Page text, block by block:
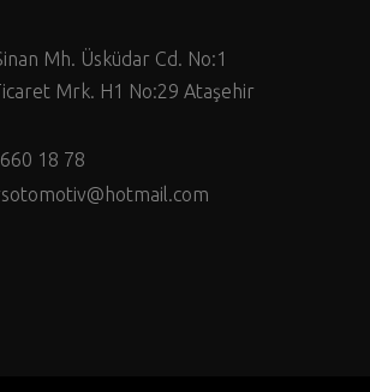
Mh. Üsküdar Cd. No:1
Mrk. H1 No:29 Ataşehir
18 78